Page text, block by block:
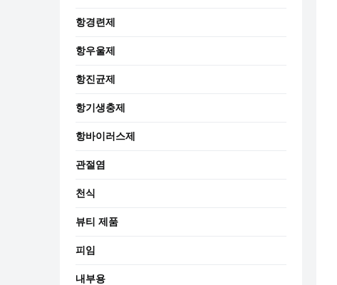
항경련제
항우울제
항진균제
항기생충제
항바이러스제
관절염
천식
뷰티 제품
피임
내부용